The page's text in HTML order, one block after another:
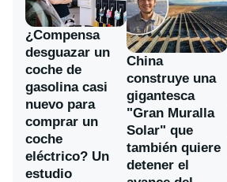
¿Compensa
desguazar un
coche de
gasolina casi
nuevo para
comprar un
coche
eléctrico? Un
estudio
China
construye una
gigantesca
"Gran Muralla
Solar" que
también quiere
detener el